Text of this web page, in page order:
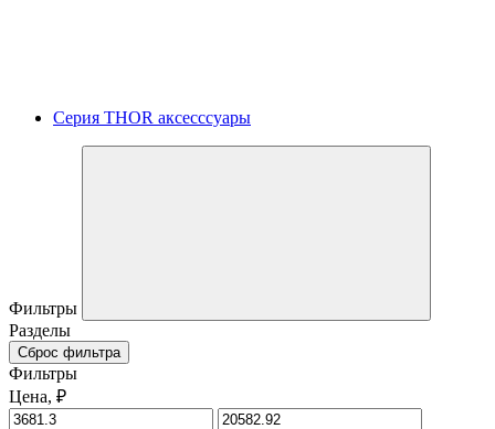
Серия THOR аксесссуары
Фильтры
Разделы
Сброс фильтра
Фильтры
Цена, ₽